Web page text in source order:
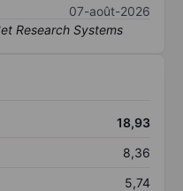
07-août-2026
18,93
8,36
5,74